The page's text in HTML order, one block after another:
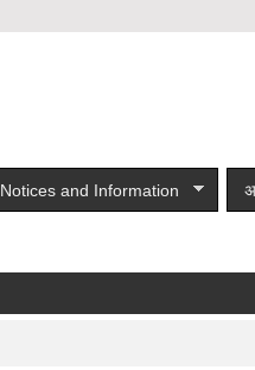
Notices and Information